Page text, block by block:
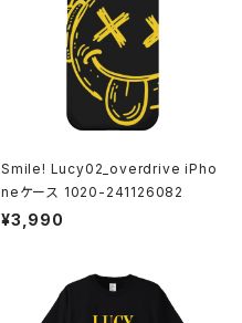
Smile! Lucy02_overdrive iPho
neケース 1020-241126082
¥3,990